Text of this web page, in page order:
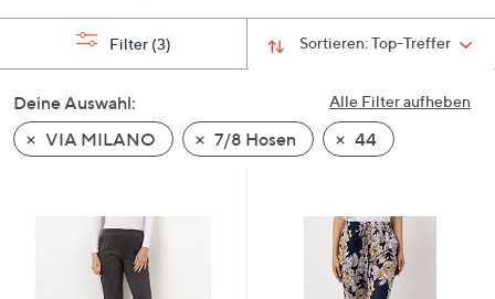
nach
und
nach
unten
oder
Sortieren:Top-Treffer
Filter (3)
Alle Filter aufheben
Deine Auswahl:
VIA MILANO
7/8 Hosen 44